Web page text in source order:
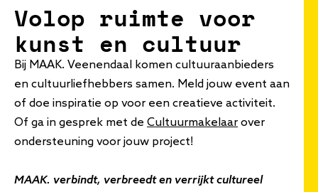
gaan
Volop ruimte voor
kunst en cultuur
Bij MAAK. Veenendaal komen cultuuraanbieders
en cultuurliefhebbers samen. Meld jouw event aan
of doe inspiratie op voor een creatieve activiteit.
Of ga in gesprek met de Cultuurmakelaar over
ondersteuning voor jouw project!
MAAK. verbindt, verbreedt en verrijkt cultureel